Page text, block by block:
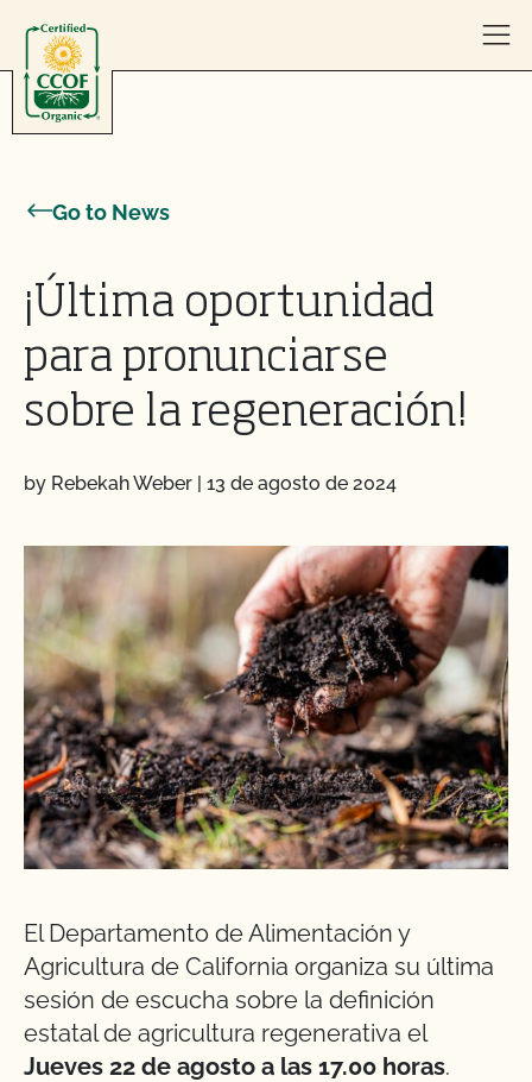
Go to News
¡Última oportunidad
para pronunciarse
sobre la regeneración!
by Rebekah Weber | 13 de agosto de 2024
El Departamento de Alimentación y
Agricultura de California organiza su última
sesión de escucha sobre la definición
estatal de agricultura regenerativa el
Jueves 22 de agosto a las 17.00 horas.